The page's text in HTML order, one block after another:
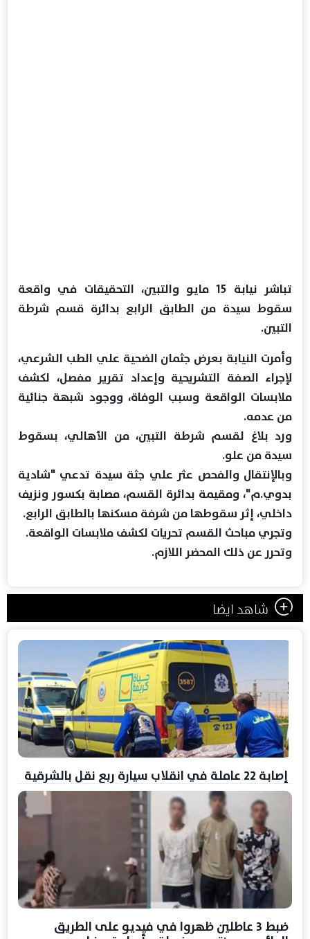
تباشر نيابة 15 مايو والتبين، التحقيقات في واقعة
سقوط سيدة من الطابق الرابع بدائرة قسم شرطة
التبين.
وأمرت النيابة بعرض جثمان الضحية علي الطب الشرعي،
لإجراء الصفة التشريحية وإعداد تقرير مفصل، لكشف
ملابسات الواقعة وسبب الوفاة، ووجود شبهة جنائية
من عدمه.
ورد بلاغ لقسم شرطة التبين، من الأهالي، بسقوط
سيدة من علو.
وبالإنتقال والفحص عثر علي جثة سيدة تدعي "شادية
بدوي.م"، ومقيمة بدائرة القسم، مصابة بكسور ونزيف
داخلي، إثر سقوطها من شرفة مسكنها بالطابق الرابع.
وتجري مباحث القسم تحريات لكشف ملابسات الواقعة.
وتحرر عن ذلك المحضر اللازم.
شاهد ايضا
إصابة 22 عاملة في انقلاب سيارة ربع نقل بالشرقية
ضبط 3 عاطلين ظهروا في فيديو على الطريق